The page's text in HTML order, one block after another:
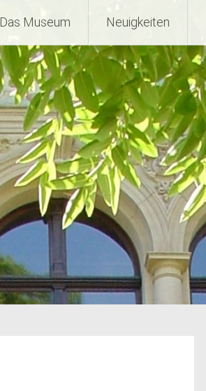
Das Museum Neuigkeiten